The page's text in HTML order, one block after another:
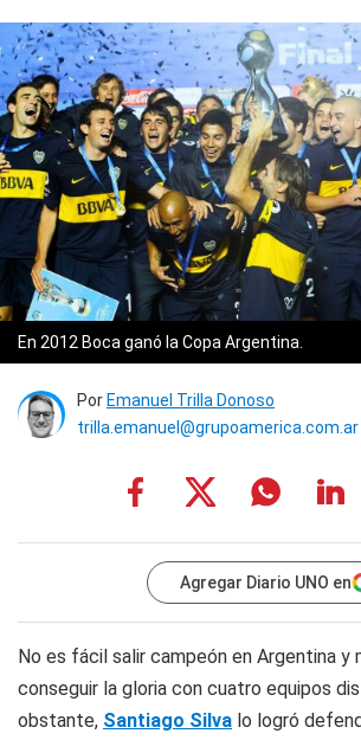
En 2012 Boca ganó la Copa Argentina.
Por Emanuel Trilla Donoso
trilla.emanuel@grupoamerica.com.ar
Agregar Diario UNO en
No es fácil salir campeón en Argentina y
conseguir la gloria con cuatro equipos
obstante, Santiago Silva lo logró